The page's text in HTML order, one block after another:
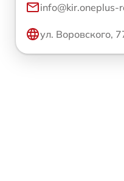
info@kir.oneplus-
ул. Воровского,